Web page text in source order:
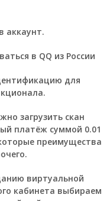
аккаунт.
в QQ из России
для
загрузить скан
платёж суммой 0.01
преимущества
виртуальной
кабинета выбираем